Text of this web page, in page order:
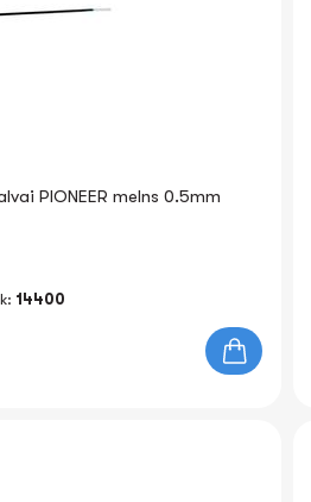
PIONEER melns 0.5mm
14400